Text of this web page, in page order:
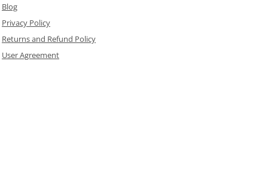
Blog
Privacy Policy
Returns and Refund Policy
User Agreement